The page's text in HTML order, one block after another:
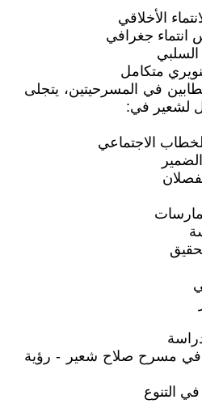
الأخلاقي
انتماء جغرافي
السلبي
في المسرحيتين، يتجلى
لشعير في:
الاجتماعي
في مسرح صلاح شعير - رؤية